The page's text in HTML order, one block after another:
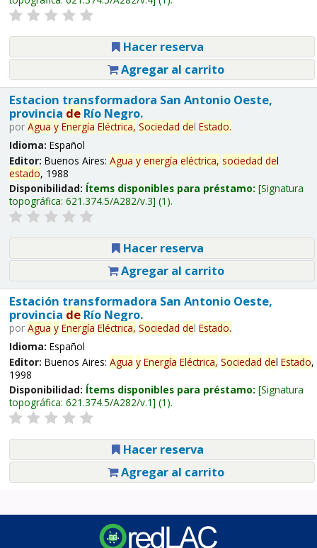
Hacer reserva
Agregar al carrito
Estacion transformadora San Antonio Oeste,
provincia deRío Negro.
por Agua y Energía Eléctrica, Sociedad del Estado.
Idioma: Español
Editor: Buenos Aires: Agua y energía eléctrica, sociedad del
estado, 1988
Disponibilidad: Ítems disponibles para préstamo: Signatura
topográfica: 621.374.5/A282/v.3 (1).
Hacer reserva
Agregar al carrito
Estación transformadora San Antonio Oeste,
provincia deRío Negro.
por Agua y Energía Eléctrica, Sociedad del Estado.
Idioma: Español
Editor: Buenos Aires: Agua y Energía Eléctrica, Sociedad del Estado,
1998
Disponibilidad: Ítems disponibles para préstamo: Signatura
topográfica: 621.374.5/A282/v.1 (1).
Hacer reserva
Agregar al carrito